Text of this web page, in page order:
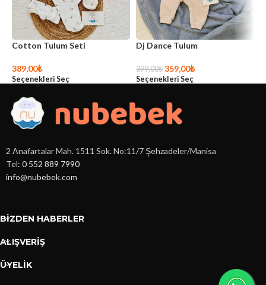
Cotton Tulum Seti
389,00₺
Seçenekleri Seç
Dj Dance Tulum
399,00₺ 359,00₺
Seçenekleri Seç
2 Anafartalar Mah. 1511 Sok. No:11/7 Şehzadeler/Manisa
Tel: 0 552 889 7990
info@nubebek.com
BIZDEN HABERLER
ALIŞVERİŞ
ÜYELİK